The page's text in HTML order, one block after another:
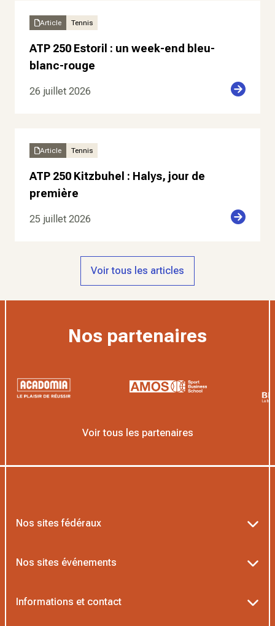
Article Tennis
ATP 250 Estoril : un week-end bleu-
blanc-rouge
26 juillet 2026
Article Tennis
ATP 250 Kitzbuhel : Halys, jour de
première
25 juillet 2026
Voir tous les articles
Nos partenaires
Voir tous les partenaires
Nos sites fédéraux
Nos sites événements
Informations et contact